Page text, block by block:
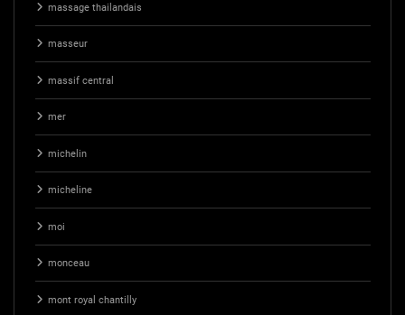
massage thailandais
masseur
massif central
mer
michelin
micheline
moi
monceau
mont royal chantilly